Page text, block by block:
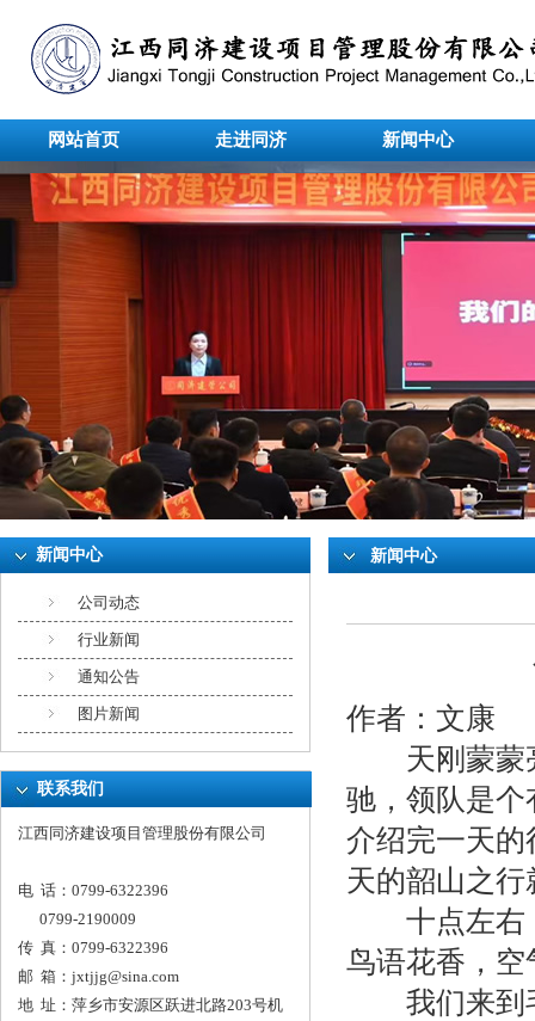
网站首页 走进同济 新闻中心
undefined
新闻中心
公司动态
行业新闻
通知公告
图片新闻
联系我们
江西同济建设项目管理股份有限公司
电 话：0799-6322396
0799-2190009
传 真：0799-6322396
邮 箱： jxtjjg@sina.com
地 址：萍乡市安源区跃进北路203号机
新闻中心
作者：文康
天刚蒙蒙亮
驰，领队是
介绍完一天
天的韶山之
十点左右
鸟语花香，
我们来到毛